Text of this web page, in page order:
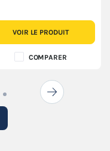
VOIR LE PRODUIT
COMPARER